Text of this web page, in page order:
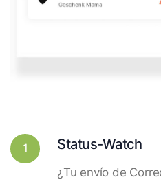
1 Status-Watch
¿Tu envío de